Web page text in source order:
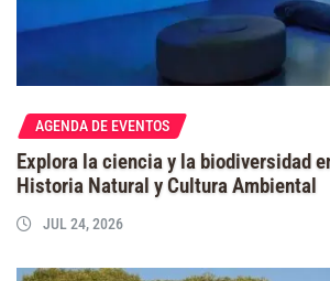
AGENDA DE EVENTOS
Explora la ciencia y la biodiversidad
Historia Natural y Cultura Ambiental
JUL 24, 2026